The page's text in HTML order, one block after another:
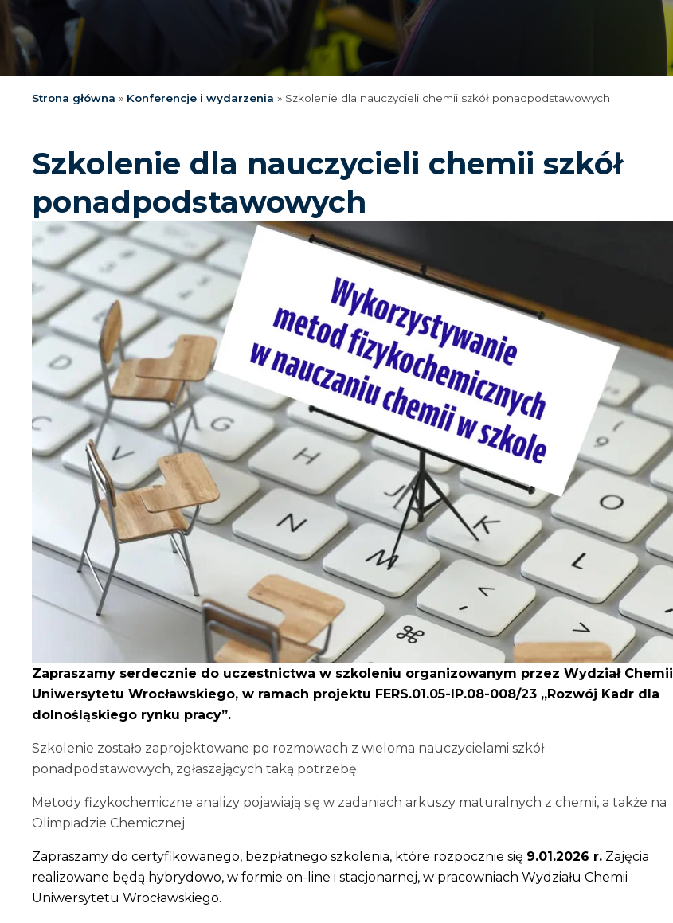
Strona główna » Konferencje i wydarzenia » Szkolenie dla nauczycieli chemii szkół ponadpodstawowych
Szkolenie dla nauczycieli chemii szkół
ponadpodstawowych
Zapraszamy serdecznie do uczestnictwa w szkoleniu organizowanym przez Wydział Chemii
Uniwersytetu Wrocławskiego, w ramach projektu FERS.01.05-IP.08-008/23 „Rozwój Kadr dla
dolnośląskiego rynku pracy”.
Szkolenie zostało zaprojektowane po rozmowach z wieloma nauczycielami szkół
ponadpodstawowych, zgłaszających taką potrzebę.
Metody fizykochemiczne analizy pojawiają się w zadaniach arkuszy maturalnych z chemii, a także na
Olimpiadzie Chemicznej.
Zapraszamy do certyfikowanego, bezpłatnego szkolenia, które rozpocznie się 9.01.2026 r. Zajęcia
realizowane będą hybrydowo, w formie on-line i stacjonarnej, w pracowniach Wydziału Chemii
Uniwersytetu Wrocławskiego.